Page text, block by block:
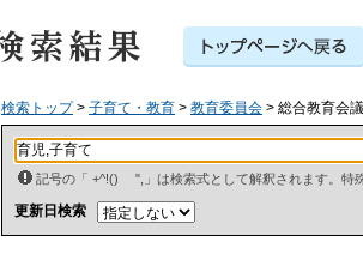
検索トップ> 子育て・教育 > 教育委員会 > 総合教育会
記号の「 +^!() ",」は検索式として解釈されます。特
更新日検索